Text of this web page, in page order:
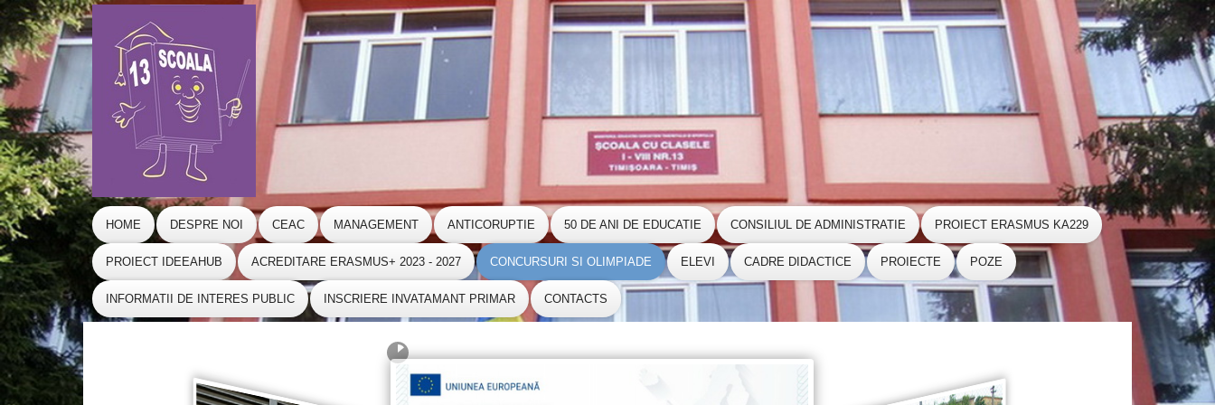
HOME DESPRE NOI CEAC MANAGEMENT ANTICORUPTIE 50 DE ANI DE EDUCATIE CONSILIUL DE ADMINISTRATIE PROIECT ERASMUS KA229
PROIECT IDEEAHUB ACREDITARE ERASMUS+ 2023 - 2027 CONCURSURI SI OLIMPIADE ELEVI CADRE DIDACTICE PROIECTE POZE
INFORMATII DE INTERES PUBLIC INSCRIERE INVATAMANT PRIMAR CONTACTS